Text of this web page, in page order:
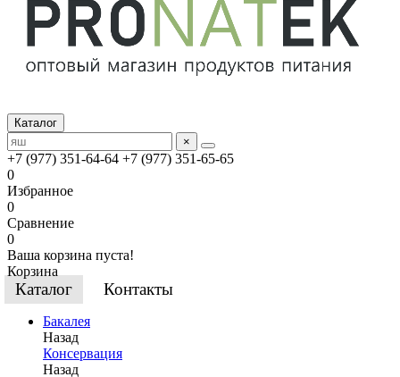
Каталог
×
+7 (977) 351-64-64 +7 (977) 351-65-65
0
Избранное
0
Сравнение
0
Ваша корзина пуста!
Корзина
Каталог Контакты
Бакалея
Назад
Консервация
Назад